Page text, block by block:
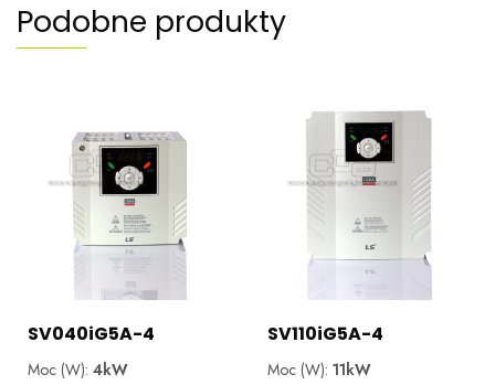
Podobne produkty
SV040iG5A-4
Moc (W): 4kW
SV110iG5A-4
Moc (W):11kW